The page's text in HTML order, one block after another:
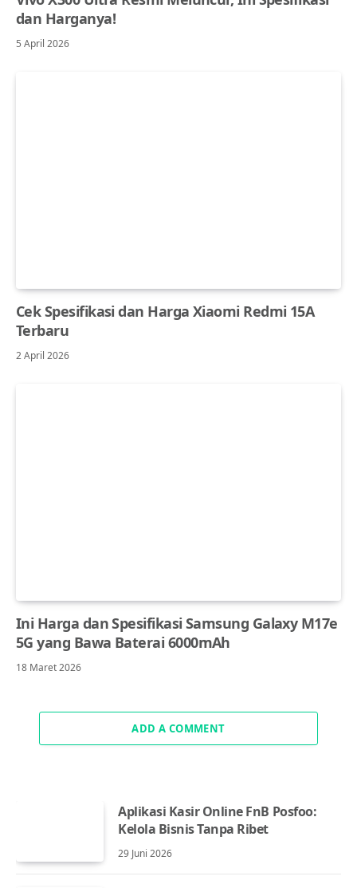
dan Harganya!
5 April 2026
Cek Spesifikasi dan Harga Xiaomi Redmi 15A
Terbaru
2 April 2026
Ini Harga dan Spesifikasi Samsung Galaxy M17e
5G yang Bawa Baterai 6000mAh
18 Maret 2026
ADD A COMMENT
Aplikasi Kasir Online FnB Posfoo:
Kelola Bisnis Tanpa Ribet
29 Juni 2026